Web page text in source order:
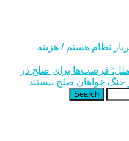
نظام هستم / هزینه
فرصت‌ها برای صلح در
خواهان صلح نیستند
Search